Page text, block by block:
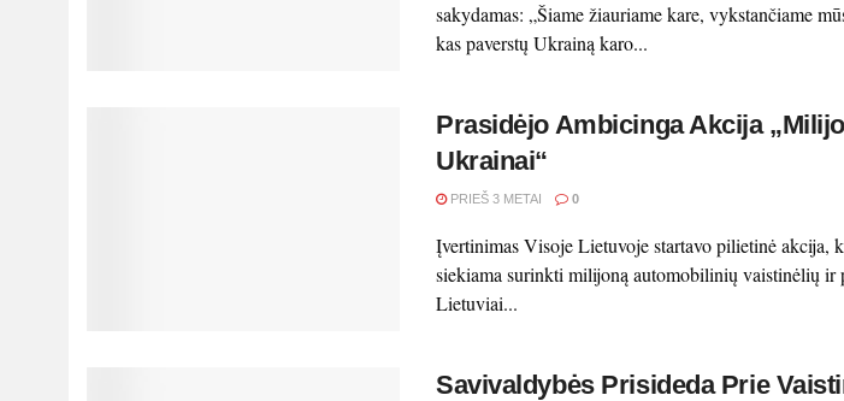
sakydamas: „Šiame žiauriame kare, vykstančiame
kas paverstų Ukrainą karo...
Prasidėjo Ambicinga Akcija
Ukrainai“
PRIEŠ 3 METAI 0
Įvertinimas Visoje Lietuvoje startavo pilietinė akcija,
siekiama surinkti milijoną automobilinių vaistinėlių ir
Lietuviai...
Savivaldybės Prisideda Prie